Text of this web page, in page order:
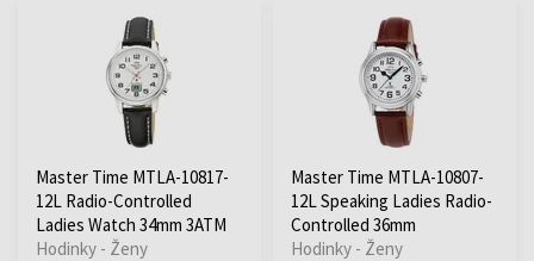
Master Time MTLA-10817-
12L Radio-Controlled
Ladies Watch 34mm 3ATM
Hodinky - Ženy
Master Time MTLA-10807-
12L Speaking Ladies Radio-
Controlled 36mm
Hodinky - Ženy